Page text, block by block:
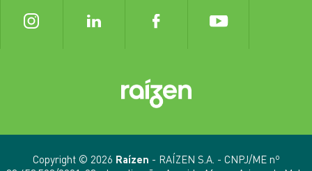
Copyright © 2026 Raízen - RAÍZEN S.A. - CNPJ/ME nº